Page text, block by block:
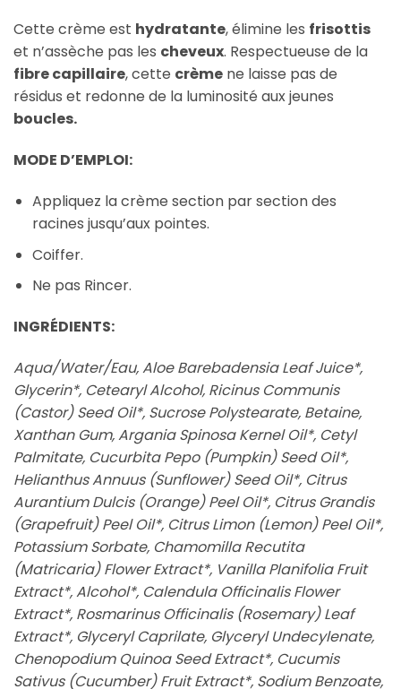
Cette crème est hydratante, élimine les frisottis
et n’assèche pas les cheveux. Respectueuse de la
fibre capillaire, cette crème ne laisse pas de
résidus et redonne de la luminosité aux jeunes
boucles.
MODE D’EMPLOI:
Appliquez la crème section par section des
racines jusqu’aux pointes.
Coiffer.
Ne pas Rincer.
INGRÉDIENTS:
Aqua/Water/Eau, Aloe Barebadensia Leaf Juice*,
Glycerin*, Cetearyl Alcohol, Ricinus Communis
(Castor) Seed Oil*, Sucrose Polystearate, Betaine,
Xanthan Gum, Argania Spinosa Kernel Oil*, Cetyl
Palmitate, Cucurbita Pepo (Pumpkin) Seed Oil*,
Helianthus Annuus (Sunflower) Seed Oil*, Citrus
Aurantium Dulcis (Orange) Peel Oil*, Citrus Grandis
(Grapefruit) Peel Oil*, Citrus Limon (Lemon) Peel Oil*,
Potassium Sorbate, Chamomilla Recutita
(Matricaria) Flower Extract*, Vanilla Planifolia Fruit
Extract*, Alcohol*, Calendula Officinalis Flower
Extract*, Rosmarinus Officinalis (Rosemary) Leaf
Extract*, Glyceryl Caprilate, Glyceryl Undecylenate,
Chenopodium Quinoa Seed Extract*, Cucumis
Sativus (Cucumber) Fruit Extract*, Sodium Benzoate,